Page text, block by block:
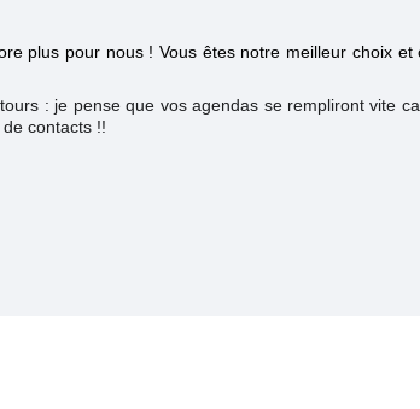
plus pour nous ! Vous êtes notre meilleur choix
: je pense que vos agendas se rempliront vite
contacts !!